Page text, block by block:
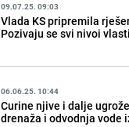
09.07.25. 09:03
Vlada KS pripremila
Pozivaju se svi nivoi
06.06.25. 10:44
Curine njive i dalje
drenaža i odvodnja vode